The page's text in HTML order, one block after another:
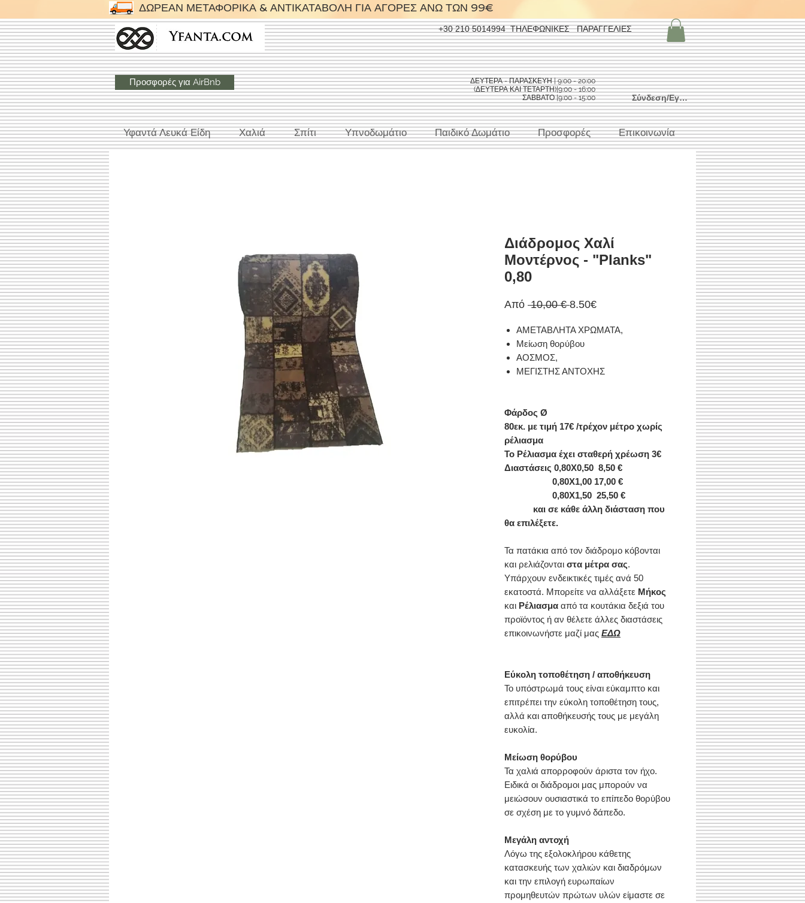
ΔΩΡΕΑΝ ΜΕΤΑΦΟΡΙΚΑ & ΑΝΤΙΚΑΤΑΒΟΛΗ ΓΙΑ ΑΓΟΡΕΣ ΑΝΩ ΤΩΝ 99€
+30 210 5014994 ΤΗΛΕΦΩΝΙΚΕΣ ΠΑΡΑΓΓΕΛΙΕΣ
Προσφορές για AirBnb
ΔΕΥΤΕΡΑ - ΠΑΡΑΣΚΕΥΗ | 9:00 - 20:00
(ΔΕΥΤΕΡΑ ΚΑΙ ΤΕΤΑΡΤΗ)|9:00 - 16:00
ΣΑΒΒΑΤΟ |9:00 - 15:00
Σύνδεση/Εγγραφή
Υφαντά Λευκά Είδη Χαλιά Σπίτι Υπνοδωμάτιο Παιδικό Δωμάτιο Προσφορές Επικοινωνία
Διάδρομος Χαλί
Μοντέρνος - "Planks"
0,80
Από 10,00 € Κανονική
8.50€Τιμή
ΑΜΕΤΑΒΛΗΤΑ ΧΡΩΜΑΤΑ,
Μείωση θορύβου
ΑΟΣΜΟΣ,
ΜΕΓΙΣΤΗΣ ΑΝΤΟΧΗΣ
Φάρδος Ø
80εκ. με τιμή 17€ /τρέχον μέτρο χωρίς
ρέλιασμα
Το Ρέλιασμα έχει σταθερή χρέωση 3€
Διαστάσεις 0,80X0,50 8,50 €
0,80Χ1,00 17,00 €
0,80Χ1,50 25,50 €
και σε κάθε άλλη διάσταση που
θα επιλέξετε.
Τα πατάκια από τον διάδρομο κόβονται
και ρελιάζονται στα μέτρα σας.
Υπάρχουν ενδεικτικές τιμές ανά 50
εκατοστά. Μπορείτε να αλλάξετε Μήκος
και Ρέλιασμα από τα κουτάκια δεξιά του
προϊόντος ή αν θέλετε άλλες διαστάσεις
επικοινωνήστε μαζί μας ΕΔΩ
Εύκολη τοποθέτηση / αποθήκευση
Το υπόστρωμά τους είναι εύκαμπτο και
επιτρέπει την εύκολη τοποθέτηση τους,
αλλά και αποθήκευσής τους με μεγάλη
ευκολία.
Μείωση θορύβου
Τα χαλιά απορροφούν άριστα τον ήχο.
Ειδικά οι διάδρομοι μας μπορούν να
μειώσουν ουσιαστικά το επίπεδο θορύβου
σε σχέση με το γυμνό δάπεδο.
Μεγάλη αντοχή
Λόγω της εξολοκλήρου κάθετης
κατασκευής των χαλιών και διαδρόμων
και την επιλογή ευρωπαίων
προμηθευτών πρώτων υλών είμαστε σε